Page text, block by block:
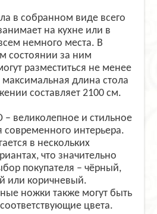
в собранном виде всего
на кухне или в
немного места. В
состоянии за ним
разместиться не менее
максимальная длина стола
составляет 2100 см.
– великолепное и стильное
интерьера.
в нескольких
что значительно
покупателя – чёрный,
или коричневый.
ножки также могут быть
цвета.